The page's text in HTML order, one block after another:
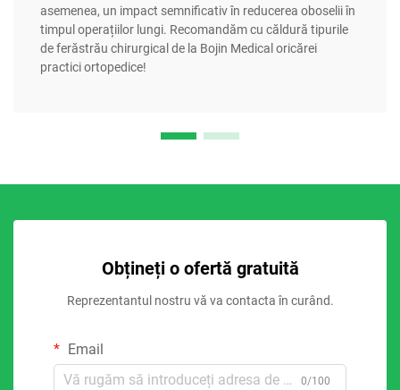
asemenea, un impact semnificativ în reducerea oboselii în
timpul operațiilor lungi. Recomandăm cu căldură tipurile
de ferăstrău chirurgical de la Bojin Medical oricărei
practici ortopedice!
Obțineți o ofertă gratuită
Reprezentantul nostru vă va contacta în curând.
Email
0/100